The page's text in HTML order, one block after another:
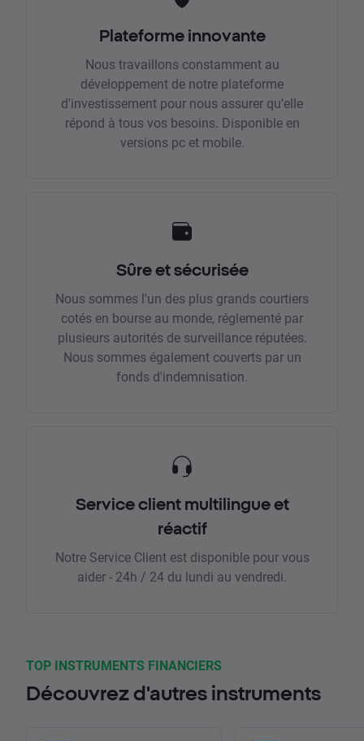
Plateforme innovante
Nous travaillons constamment au
développement de notre plateforme
d'investissement pour nous assurer qu'elle
répond à tous vos besoins. Disponible en
versions pc et mobile.
Sûre et sécurisée
Nous sommes l'un des plus grands courtiers
cotés en bourse au monde, réglementé par
plusieurs autorités de surveillance réputées.
Nous sommes également couverts par un
fonds d'indemnisation.
Service client multilingue et
réactif
Notre Service Client est disponible pour vous
aider - 24h / 24 du lundi au vendredi.
TOP INSTRUMENTS FINANCIERS
Découvrez d'autres instruments